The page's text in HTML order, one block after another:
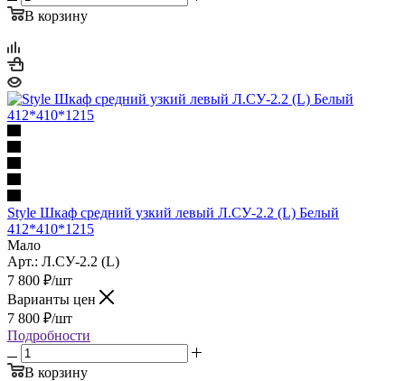
В корзину
Style Шкаф средний узкий левый Л.СУ-2.2 (L) Белый
412*410*1215
Мало
Арт.: Л.СУ-2.2 (L)
7 800 ₽/шт
Варианты цен
7 800 ₽/шт
Подробности
В корзину